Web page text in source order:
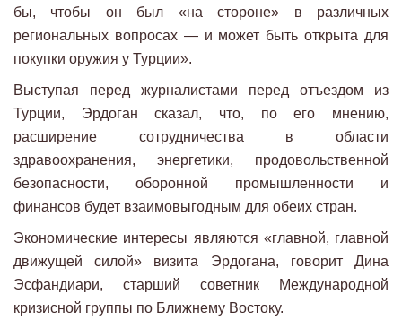
бы, чтобы он был «на стороне» в различных
региональных вопросах — и может быть открыта для
покупки оружия у Турции».
Выступая перед журналистами перед отъездом из
Турции, Эрдоган сказал, что, по его мнению,
расширение сотрудничества в области
здравоохранения, энергетики, продовольственной
безопасности, оборонной промышленности и
финансов будет взаимовыгодным для обеих стран.
Экономические интересы являются «главной, главной
движущей силой» визита Эрдогана, говорит Дина
Эсфандиари, старший советник Международной
кризисной группы по Ближнему Востоку.